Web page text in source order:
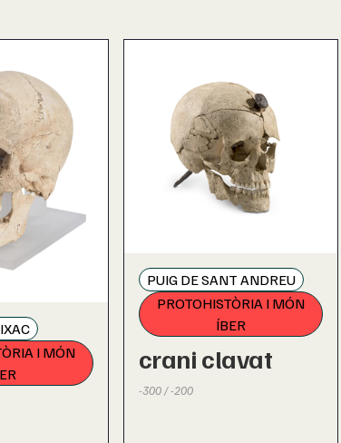
I MÓN
PUIG DE SANT ANDREU
PROTOHISTÒRIA I MÓN
ÍBER
crani clavat
-300 / -200